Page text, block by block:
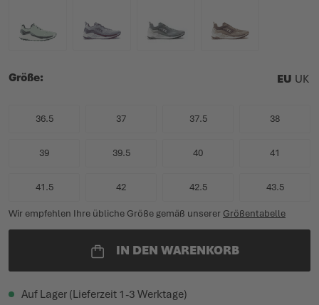
Größe EU UK
36.5 37 37.5 38
39 39.5 40 41
41.5 42 42.5 43.5
Wir empfehlen Ihre übliche Größe gemäß unserer Größentabelle
IN DEN WARENKORB
Auf Lager (Lieferzeit 1-3 Werktage)